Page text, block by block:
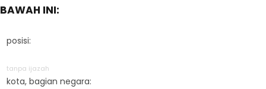
BAWAH INI:
posisi:
tanpa ijazah
kota, bagian negara: